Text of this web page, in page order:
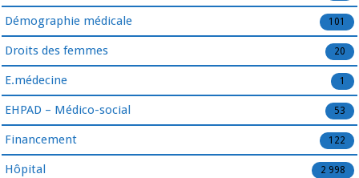
Démographie médicale 101
Droits des femmes 20
E.médecine 1
EHPAD – Médico-social 53
Financement 122
Hôpital 2 998